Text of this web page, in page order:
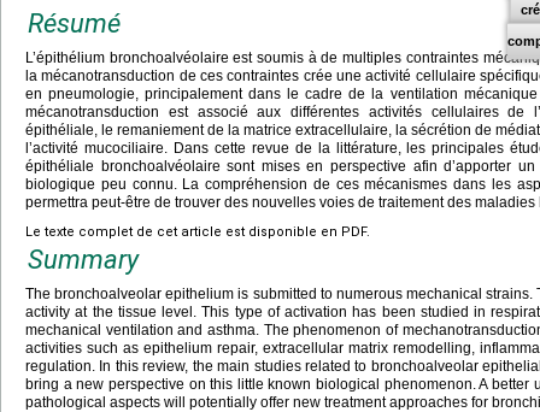
Résumé
L’épithélium bronchoalvéolaire est soumis à de multiples contraintes
la mécanotransduction de ces contraintes crée une activité cellulaire
en pneumologie, principalement dans le cadre de la ventilation
mécanotransduction est associé aux différentes activités cellulaires de
épithéliale, le remaniement de la matrice extracellulaire, la sécrétion de
l’activité mucociliaire. Dans cette revue de la littérature, les principales
épithéliale bronchoalvéolaire sont mises en perspective afin d’apporter
biologique peu connu. La compréhension de ces mécanismes dans les
permettra peut-être de trouver des nouvelles voies de traitement des
Le texte complet de cet article est disponible en PDF.
Summary
The bronchoalveolar epithelium is submitted to numerous mechanical
activity at the tissue level. This type of activation has been studied in
mechanical ventilation and asthma. The phenomenon of
activities such as epithelium repair, extracellular matrix remodelling,
regulation. In this review, the main studies related to bronchoalveolar
bring a new perspective on this little known biological phenomenon. A better
pathological aspects will potentially offer new treatment approaches for